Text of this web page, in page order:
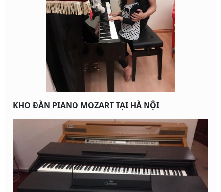
KHO ĐÀN PIANO MOZART TẠI HÀ NỘI